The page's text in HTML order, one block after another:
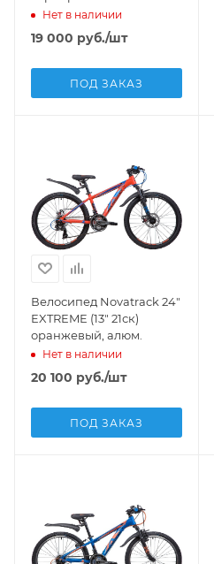
Нет в наличии
19 000 руб./шт
ПОД ЗАКАЗ
Велосипед Novatrack 24"
EXTREME (13" 21ск)
оранжевый, алюм.
Нет в наличии
20 100 руб./шт
ПОД ЗАКАЗ